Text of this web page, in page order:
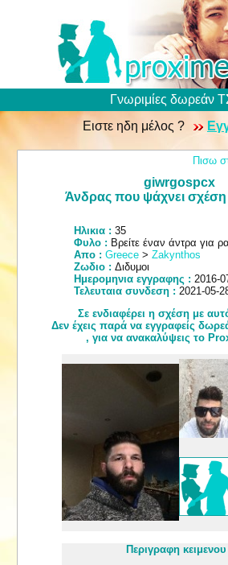
Γνωριμίες δωρεάν
Ειστε ηδη μέλος ?
Πισω
giwrgospcx
Άνδρας που ψάχνει σχέση
Ηλικια : 35
Φυλο : Βρείτε έναν άντρα για
Απο : Greece> Zakynthos
Ζωδιο : Διδυμοι
Ημερομηνια εγγραφης : 2016-
Τελευταια συνδεση : 2021-05-
Σε ενδιαφέρει η σχέση με
Δεν έχεις παρά να εγγραφείς
, για να ανακαλύψεις το
Περιγραφη